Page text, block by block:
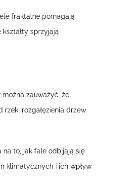
fraktalne pomagają
sprzyjają
zauważyć, że
rozgałęzienia drzew
to, jak fale odbijają się
klimatycznych i ich wpływ